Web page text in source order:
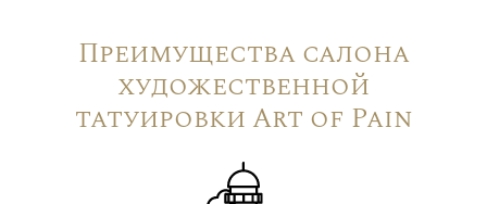
Преимущества салона
художественной
татуировки Art of Pain